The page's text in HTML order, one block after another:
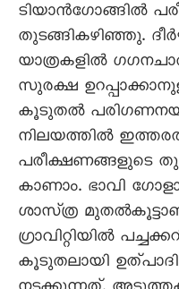
ടിയാൻഗോങ്ങിൽ
തുടങ്ങികഴിഞ്ഞു.
യാത്രകളിൽ
സുരക്ഷ
കൂടുതൽ
നിലയത്തിൽ
പരീക്ഷണങ്ങളുടെ
കാണാം. ഭാവി
ശാസ്‌ത്ര
ഗ്രാവിറ്റിയിൽ
കൂടുതലായി